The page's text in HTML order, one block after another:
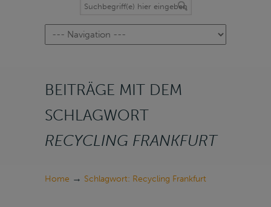
Navigation
BEITRÄGE MIT DEM
SCHLAGWORT
RECYCLING FRANKFURT
Home → Schlagwort: Recycling Frankfurt